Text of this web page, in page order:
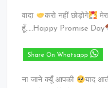
वादा करो नहीं छोड़ोगे
हूँ…..Happy Promise Day
Share On Whatsapp
ना जाने क्यूँ आपकी याद